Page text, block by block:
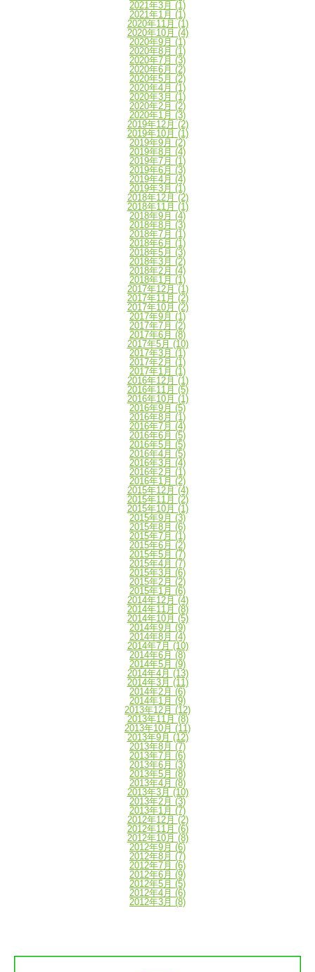
2021年3月 (1)
2021年1月 (1)
2020年11月 (1)
2020年10月 (4)
2020年9月 (1)
2020年8月 (1)
2020年7月 (3)
2020年6月 (2)
2020年5月 (2)
2020年4月 (1)
2020年3月 (1)
2020年2月 (2)
2020年1月 (3)
2019年12月 (2)
2019年10月 (1)
2019年9月 (2)
2019年8月 (4)
2019年7月 (1)
2019年6月 (3)
2019年4月 (4)
2019年3月 (1)
2018年12月 (2)
2018年11月 (1)
2018年9月 (4)
2018年8月 (3)
2018年7月 (1)
2018年6月 (1)
2018年5月 (3)
2018年3月 (2)
2018年2月 (4)
2018年1月 (1)
2017年12月 (1)
2017年11月 (2)
2017年10月 (2)
2017年9月 (1)
2017年7月 (2)
2017年6月 (8)
2017年5月 (10)
2017年3月 (1)
2017年2月 (1)
2017年1月 (1)
2016年12月 (1)
2016年11月 (5)
2016年10月 (1)
2016年9月 (5)
2016年8月 (1)
2016年7月 (4)
2016年6月 (5)
2016年5月 (5)
2016年4月 (5)
2016年3月 (4)
2016年2月 (1)
2016年1月 (2)
2015年12月 (4)
2015年11月 (2)
2015年10月 (1)
2015年9月 (3)
2015年8月 (6)
2015年7月 (1)
2015年6月 (2)
2015年5月 (7)
2015年4月 (7)
2015年3月 (6)
2015年2月 (2)
2015年1月 (6)
2014年12月 (4)
2014年11月 (8)
2014年10月 (5)
2014年9月 (9)
2014年8月 (4)
2014年7月 (10)
2014年6月 (8)
2014年5月 (9)
2014年4月 (13)
2014年3月 (11)
2014年2月 (6)
2014年1月 (9)
2013年12月 (12)
2013年11月 (8)
2013年10月 (11)
2013年9月 (12)
2013年8月 (7)
2013年7月 (6)
2013年6月 (3)
2013年5月 (8)
2013年4月 (8)
2013年3月 (10)
2013年2月 (3)
2013年1月 (7)
2012年12月 (2)
2012年11月 (6)
2012年10月 (8)
2012年9月 (6)
2012年8月 (7)
2012年7月 (6)
2012年6月 (9)
2012年5月 (5)
2012年4月 (6)
2012年3月 (8)